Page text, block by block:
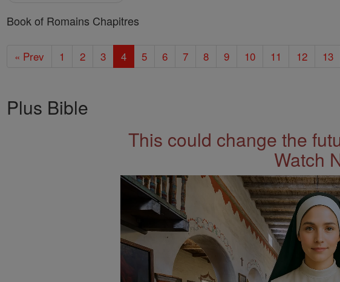
Book of Romains Chapitres
« Prev 1 2 3 4 5 6 7 8 9 10 11 12 13
Plus Bible
This could change the
Watch